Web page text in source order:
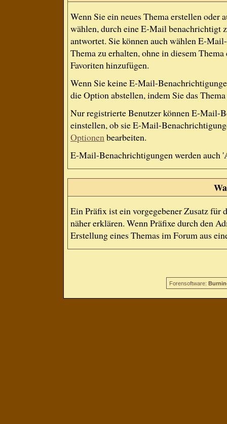
Wenn Sie ein neues Thema erstellen oder
wählen, durch eine E-Mail benachrichtigt
antwortet. Sie können auch wählen E-
Thema zu erhalten, ohne in diesem
Favoriten hinzufügen.
Wenn Sie keine E-Mail-
die Option abstellen, indem Sie das Thema
Nur registrierte Benutzer können E-Mail-
einstellen, ob sie E-Mail-
Optionenbearbeiten.
E-Mail-Benachrichtigungen werden auch
Ein Präfix ist ein vorgegebener Zusatz für
näher erklären. Wenn Präfixe durch den
Erstellung eines Themas im Forum aus
Forensoftware: